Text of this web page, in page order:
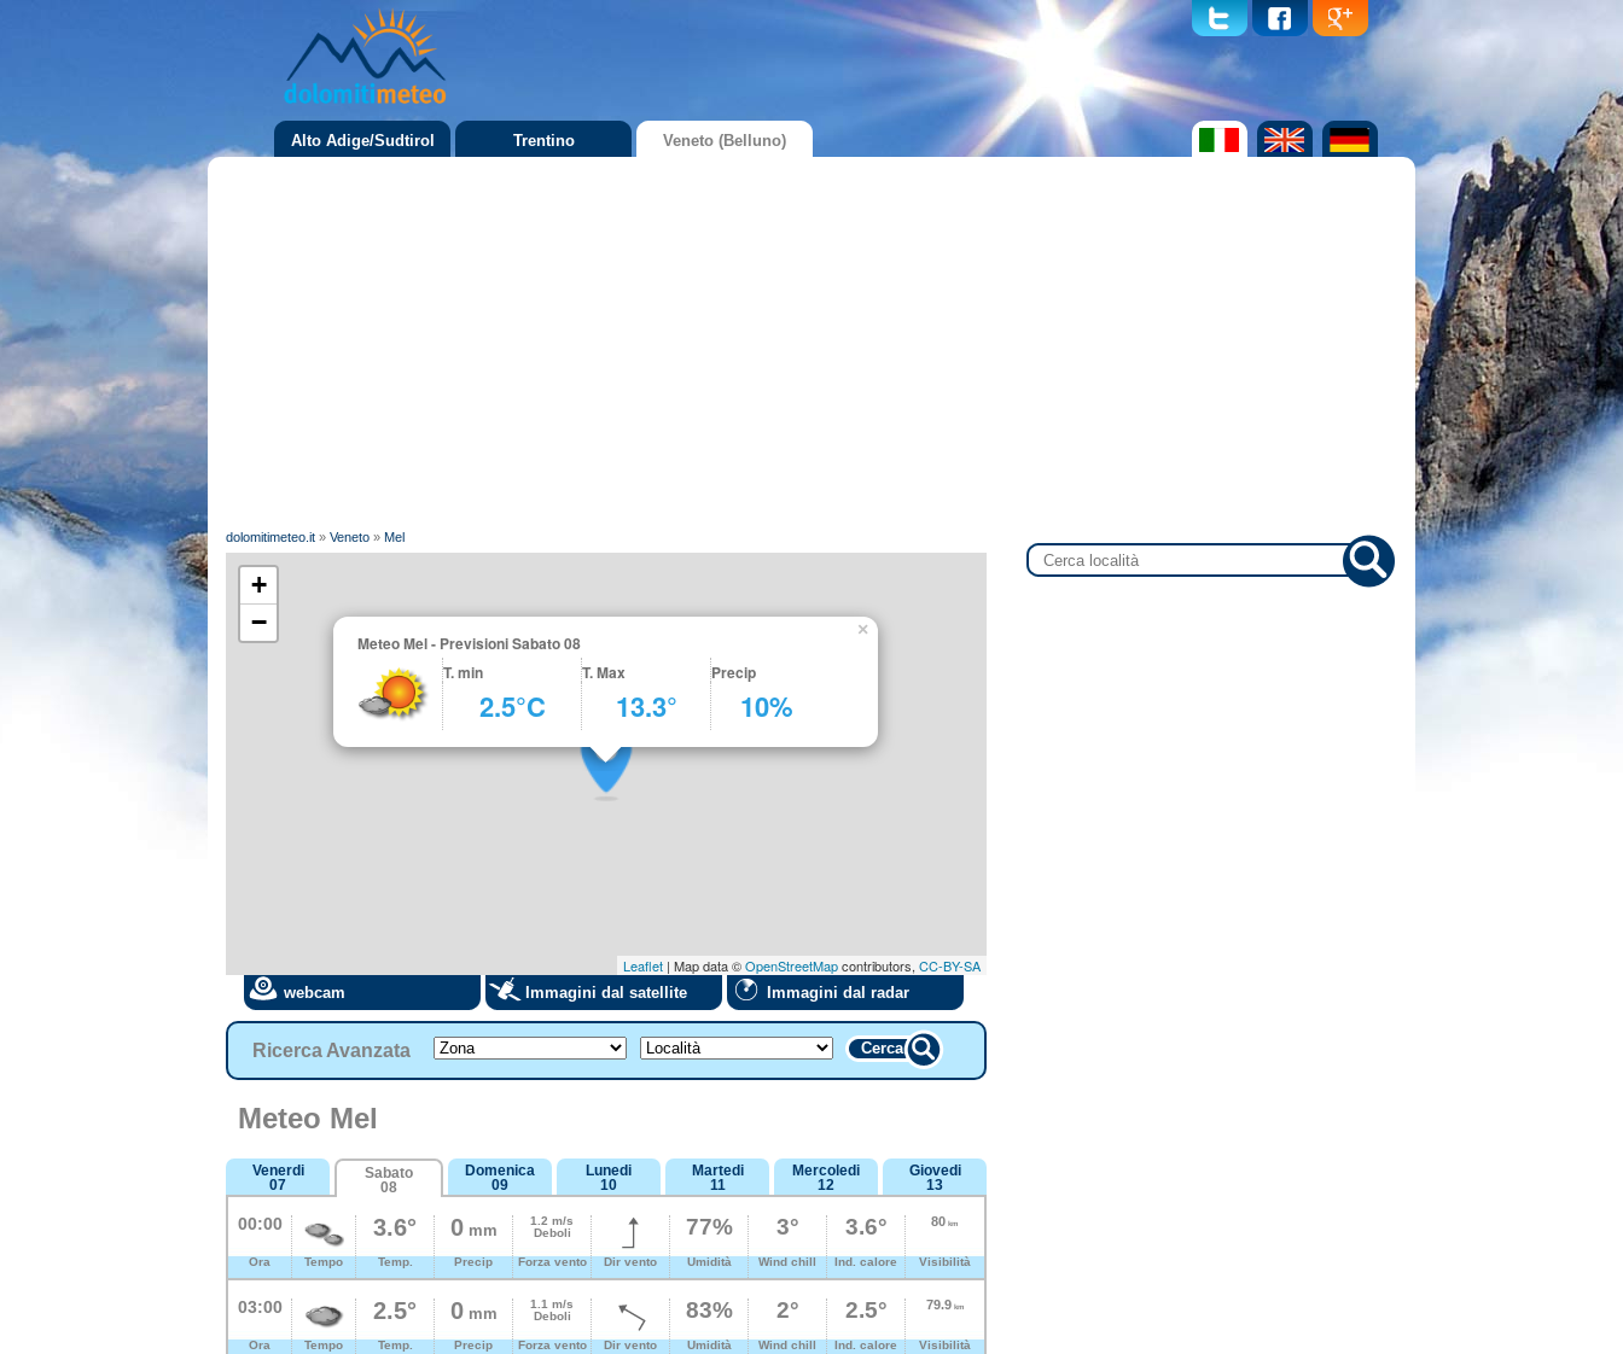
Alto Adige/Sudtirol Trentino Veneto (Belluno)
dolomitimeteo.it » Veneto » Mel
Meteo Mel - Previsioni Sabato 08
T. min
T. Max Precip
2.5°C 13.3° 10%
×
+
−
Leaflet | Map data ©OpenStreetMapcontributors, CC-BY-SA
webcam Immagini dal satellite Immagini dal radar
Ricerca Avanzata Cerca
Meteo Mel
Venerdi
07
Sabato
08
Domenica
09
Lunedi
10
Martedi
11
Mercoledi
12
Giovedi
13
00:00
Ora Tempo
3.6°
Temp.
0mm
Precip
1.2 m/s
Deboli
Forza vento Dir vento
77%
Umidità
3°
Wind chill
3.6°
Ind. calore
80 km
Visibilità
03:00
Ora Tempo
2.5°
Temp.
0mm
Precip
1.1 m/s
Deboli
Forza vento Dir vento
83%
Umidità
2°
Wind chill
2.5°
Ind. calore
79.9km
Visibilità